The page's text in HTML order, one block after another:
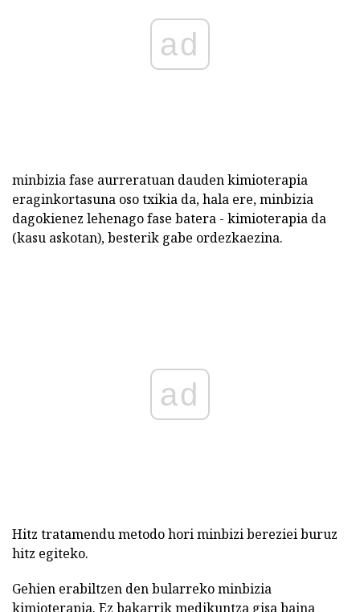
ad
minbizia fase aurreratuan dauden kimioterapia
eraginkortasuna oso txikia da, hala ere, minbizia
dagokienez lehenago fase batera - kimioterapia da
(kasu askotan), besterik gabe ordezkaezina.
ad
Hitz tratamendu metodo hori minbizi bereziei buruz
hitz egiteko.
Gehien erabiltzen den bularreko minbizia
kimioterapia. Ez bakarrik medikuntza gisa baina